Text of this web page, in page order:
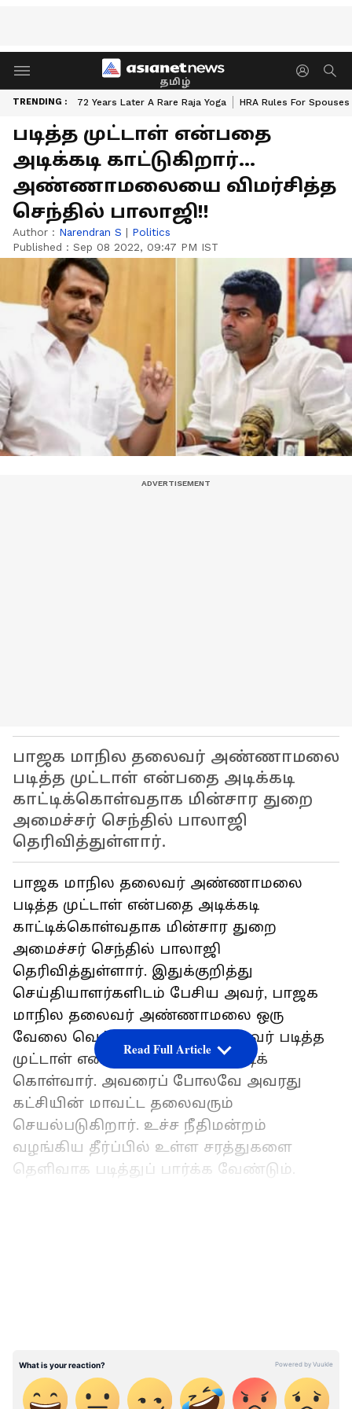
தமிழ்
TRENDING : 72 Years Later A Rare Raja Yoga HRA Rules For Spouses
படித்த முட்டாள் என்பதை
அடிக்கடி காட்டுகிறார்...
அண்ணாமலையை விமர்சித்த
செந்தில் பாலாஜி!!
Author : Narendran S | Politics
Published : Sep 08 2022, 09:47 PM IST
பாஜக மாநில தலைவர் அண்ணாமலை
படித்த முட்டாள் என்பதை அடிக்கடி
காட்டிக்கொள்வதாக மின்சார துறை
அமைச்சர் செந்தில் பாலாஜி
தெரிவித்துள்ளார்.
பாஜக மாநில தலைவர் அண்ணாமலை
படித்த முட்டாள் என்பதை அடிக்கடி
காட்டிக்கொள்வதாக மின்சார துறை
அமைச்சர் செந்தில் பாலாஜி
தெரிவித்துள்ளார். இதுக்குறித்து
செய்தியாளர்களிடம் பேசிய அவர், பாஜக
மாநில தலைவர் அண்ணாமலை ஒரு
வேலை வெட்டி இல்லாத நபர். அவர் படித்த
முட்டாள் என்பதை அடிக்கடி காட்டிக்
கொள்வார். அவரைப் போலவே அவரது
கட்சியின் மாவட்ட தலைவரும்
செயல்படுகிறார். உச்ச நீதிமன்றம்
வழங்கிய தீர்ப்பில் உள்ள சரத்துகளை
தெளிவாக படித்துப் பார்க்க வேண்டும்.
கேட்டு தெரிந்து கொள்ள
வேண்டும். ஏற்கனவே விவசாயிகளுக்கு ஒரு
லட்சம் மின் இணைப்புகள் இலவசமாக
Read Full Article